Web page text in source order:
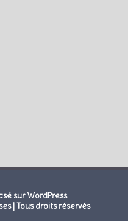
sur WordPress
| Tous droits réservés